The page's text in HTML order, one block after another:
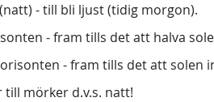
- till bli ljust (tidig morgon).
- fram tills det att halva
- fram tills det att solen
mörker d.v.s. natt!